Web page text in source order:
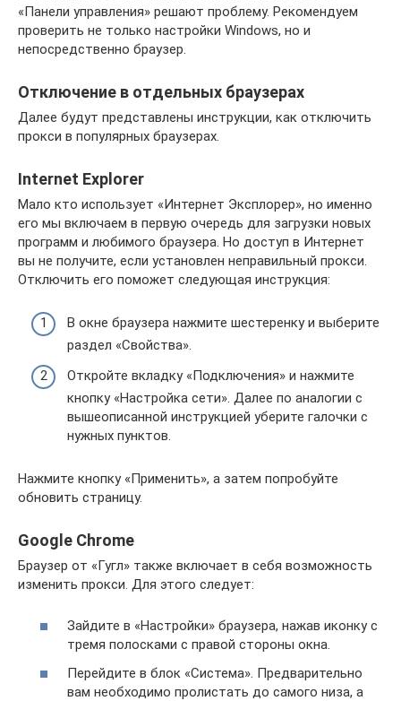
«Панели управления» решают проблему. Рекомендуем
проверить не только настройки Windows, но и
непосредственно браузер.
Отключение в отдельных браузерах
Далее будут представлены инструкции, как отключить
прокси в популярных браузерах.
Internet Explorer
Мало кто использует «Интернет Эксплорер», но именно
его мы включаем в первую очередь для загрузки новых
программ и любимого браузера. Но доступ в Интернет
вы не получите, если установлен неправильный прокси.
Отключить его поможет следующая инструкция:
В окне браузера нажмите шестеренку и выберите
раздел «Свойства».
Откройте вкладку «Подключения» и нажмите
кнопку «Настройка сети». Далее по аналогии с
вышеописанной инструкцией уберите галочки с
нужных пунктов.
Нажмите кнопку «Применить», а затем попробуйте
обновить страницу.
Google Chrome
Браузер от «Гугл» также включает в себя возможность
изменить прокси. Для этого следует:
Зайдите в «Настройки» браузера, нажав иконку с
тремя полосками с правой стороны окна.
Перейдите в блок «Система». Предварительно
вам необходимо пролистать до самого низа, а